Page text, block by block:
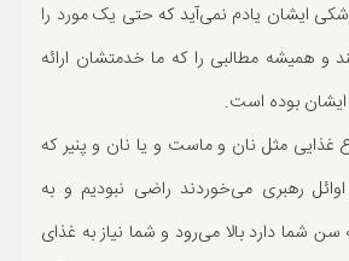
ایشان یادم نمی‌آید که حتی یک مورد را
و همیشه مطالبی را که ما خدمتشان ارائه
بوده است.
غذایی مثل نان و ماست و یا نان و پنیر که
رهبری می‌خوردند راضی نبودیم و به
شما دارد بالا می‌رود و شما نیاز به غذای